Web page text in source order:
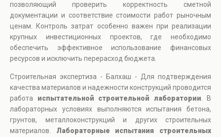
позволяющий проверить корректность сметной
документации и соответствие стоимости работ рыночным
ценам. Контроль затрат особенно важен при реализации
крупных инвестиционных проектов, где необходимо
обеспечить эффективное использование финансовых
ресурсов и исключить перерасход бюджета.
Строительная экспертиза - Балхаш - Для подтверждения
качества материалов и надежности конструкций проводится
работа испытательной строительной лаборатории . В
лабораторных условиях выполняются испытания бетона,
грунтов, металлоконструкций и других строительных
материалов. Лабораторные испытания строительных